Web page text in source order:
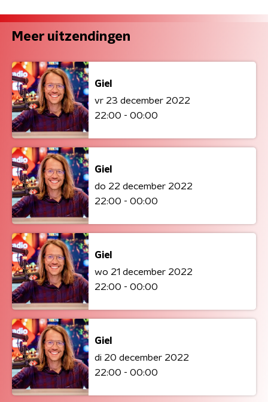
Meer uitzendingen
Giel
vr 23 december 2022
22:00 - 00:00
Giel
do 22 december 2022
22:00 - 00:00
Giel
wo 21 december 2022
22:00 - 00:00
Giel
di 20 december 2022
22:00 - 00:00